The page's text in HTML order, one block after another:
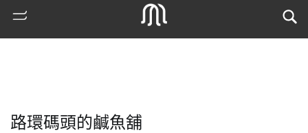
路環碼頭的鹹魚舖